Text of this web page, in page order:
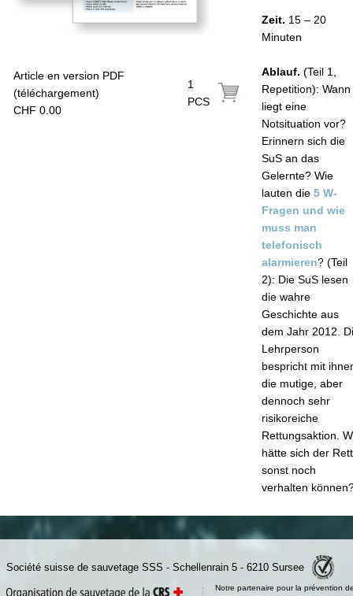
Article en version PDF
(téléchargement)
CHF 0.00
1
PCS
Zeit. 15 – 20
Minuten
Ablauf. (Teil 1,
Repetition): Wann
liegt eine
Notsituation vor?
Erinnern sich die
SuS an das
Gelernte? Wie
lauten die 5 W-
Fragen und wie
muss man
telefonisch
alarmieren? (Teil
2): Die SuS lesen
die wahre
Geschichte aus
dem Jahr 2012.
Lehrperson
bespricht mit
die mutige, aber
dennoch sehr
risikoreiche
Rettungsaktion.
hätte sich der
sonst noch
verhalten
Société suisse de sauvetage SSS - Schellenrain 5 - 6210 Sursee
Notre partenaire pour la prévention